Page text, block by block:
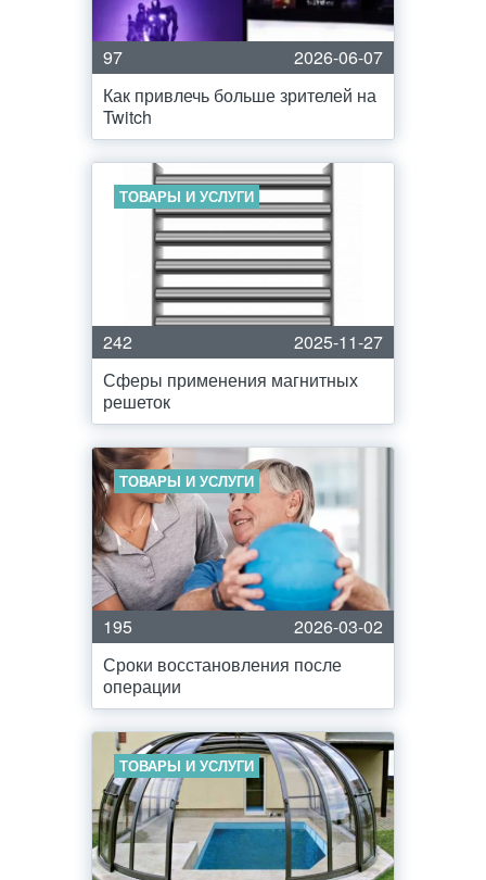
97
2026-06-07
Как привлечь больше зрителей на
Twitch
ТОВАРЫ И УСЛУГИ
242
2025-11-27
Сферы применения магнитных
решеток
ТОВАРЫ И УСЛУГИ
195
2026-03-02
Сроки восстановления после
операции
ТОВАРЫ И УСЛУГИ